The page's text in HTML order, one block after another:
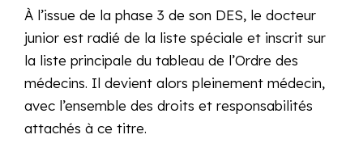
À l’issue de la phase 3 de son DES, le docteur
junior est radié de la liste spéciale et inscrit sur
la liste principale du tableau de l’Ordre des
médecins. Il devient alors pleinement médecin,
avec l’ensemble des droits et responsabilités
attachés à ce titre.